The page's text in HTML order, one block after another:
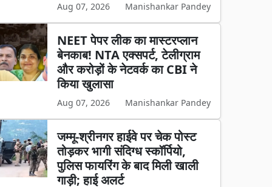
Aug 07, 2026 Manishankar Pandey
NEET पेपर लीक का मास्टरप्लान
बेनकाब! NTA एक्सपर्ट, टेलीग्राम
और करोड़ों के नेटवर्क का CBI ने
किया खुलासा
Aug 07, 2026 Manishankar Pandey
जम्मू-श्रीनगर हाईवे पर चेक पोस्ट
तोड़कर भागी संदिग्ध स्कॉर्पियो,
पुलिस फायरिंग के बाद मिली खाली
गाड़ी; हाई अलर्ट